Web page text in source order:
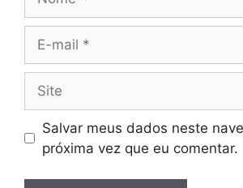
Salvar meus dados neste
próxima vez que eu comentar.